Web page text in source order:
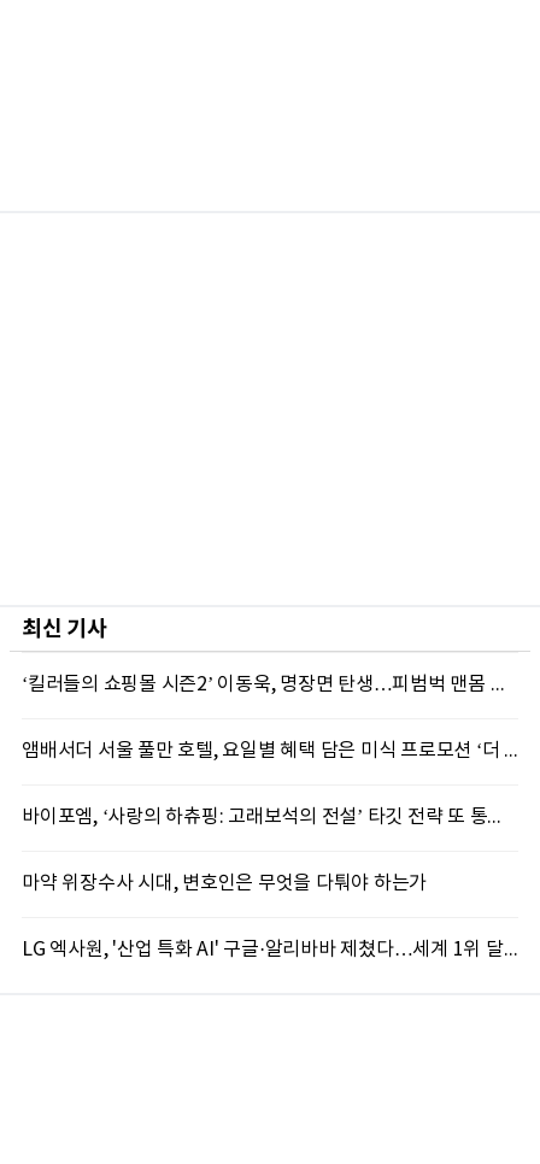
최신 기사
‘킬러들의 쇼핑몰 시즌2’ 이동욱, 명장면 탄생…피범벅 맨몸 액션 ‘감탄’
앰배서더 서울 풀만 호텔, 요일별 혜택 담은 미식 프로모션 ‘더 킹스 : 다이닝 프리빌리지즈’ 선봬
바이포엠, ‘사랑의 하츄핑: 고래보석의 전설’ 타깃 전략 또 통했다
마약 위장수사 시대, 변호인은 무엇을 다퉈야 하는가
LG 엑사원, '산업 특화 AI' 구글·알리바바 제쳤다…세계 1위 달성